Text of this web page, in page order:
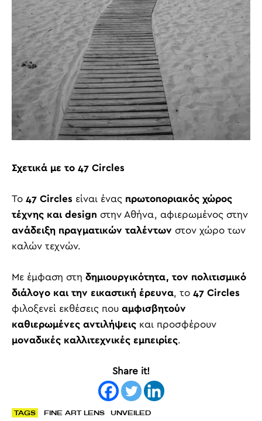
Σχετικά με το 47 Circles
Το 47 Circles είναι ένας πρωτοποριακός χώρος
τέχνης και design στην Αθήνα, αφιερωμένος στην
ανάδειξη πραγματικών ταλέντων στον χώρο των
καλών τεχνών.
Με έμφαση στη δημιουργικότητα, τον πολιτισμικό
διάλογο και την εικαστική έρευνα, το 47 Circles
φιλοξενεί εκθέσεις που αμφισβητούν
καθιερωμένες αντιλήψεις και προσφέρουν
μοναδικές καλλιτεχνικές εμπειρίες.
Share it!
TAGS FINE ART LENS UNVEILED